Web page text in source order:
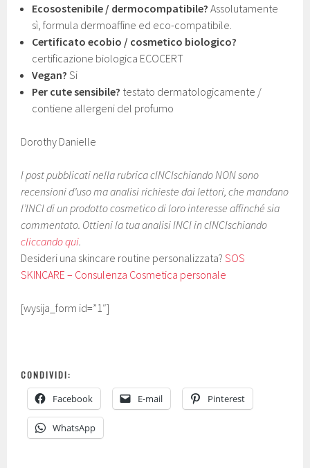
Ecosostenibile / dermocompatibile? Assolutamente
sì, formula dermoaffine ed eco-compatibile.
Certificato ecobio / cosmetico biologico?
certificazione biologica ECOCERT
Vegan? Si
Per cute sensibile? testato dermatologicamente /
contiene allergeni del profumo
Dorothy Danielle
I post pubblicati nella rubrica cINCIschiando NON sono
recensioni d’uso ma analisi richieste dai lettori, che mandano
l’INCI di un prodotto cosmetico di loro interesse affinché sia
commentato. Ottieni la tua analisi INCI in cINCIschiando
cliccando qui.
Desideri una skincare routine personalizzata?SOS
SKINCARE – Consulenza Cosmetica personale
[wysija_form id=”1″]
CONDIVIDI:
Facebook E-mail Pinterest
WhatsApp